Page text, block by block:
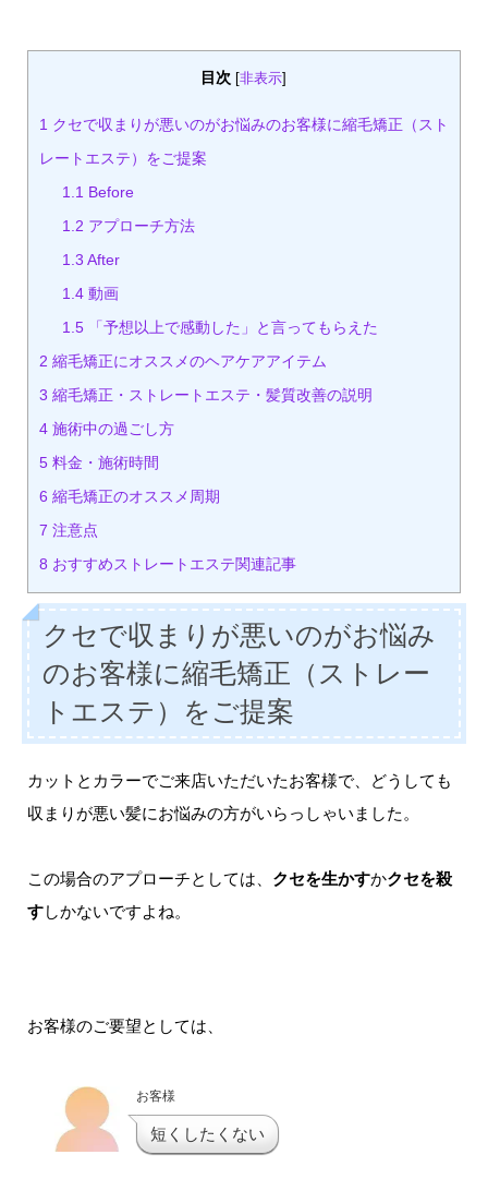
目次 [非表示]
1 クセで収まりが悪いのがお悩みのお客様に縮毛矯正（スト
レートエステ）をご提案
1.1 Before
1.2 アプローチ方法
1.3 After
1.4 動画
1.5 「予想以上で感動した」と言ってもらえた
2 縮毛矯正にオススメのヘアケアアイテム
3 縮毛矯正・ストレートエステ・髪質改善の説明
4施術中の過ごし方
5料金・施術時間
6 縮毛矯正のオススメ周期
7 注意点
8 おすすめストレートエステ関連記事
クセで収まりが悪いのがお悩み
のお客様に縮毛矯正（ストレー
トエステ）をご提案
カットとカラーでご来店いただいたお客様で、どうしても
収まりが悪い髪にお悩みの方がいらっしゃいました。
この場合のアプローチとしては、 クセを生かすかクセを殺
すしかないですよね。
お客様のご要望としては、
お客様
短くしたくない